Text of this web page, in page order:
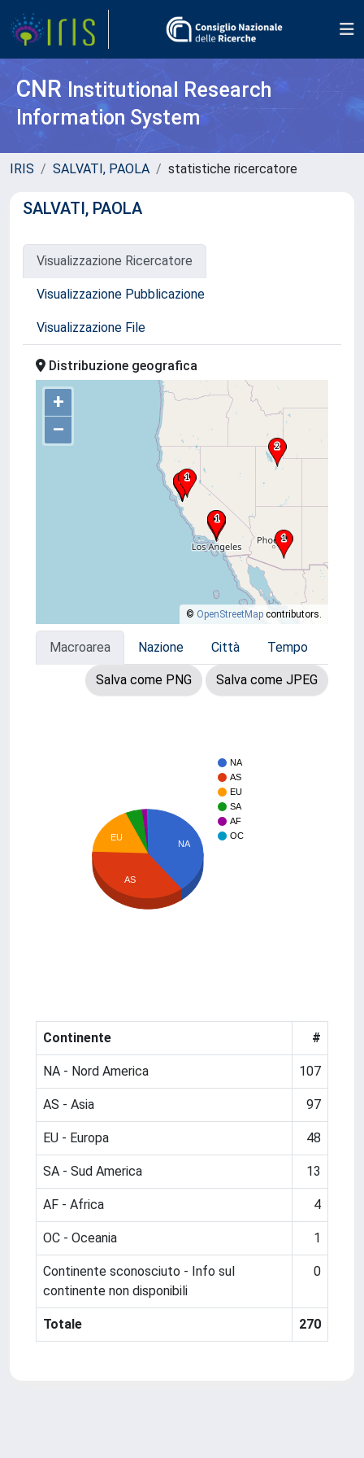
CNR Institutional Research
Information System
IRIS SALVATI, PAOLA statistiche ricercatore
SALVATI, PAOLA
Visualizzazione Ricercatore
Visualizzazione Pubblicazione
Visualizzazione File
Distribuzione geografica
+
–
© OpenStreetMap contributors.
Macroarea Nazione Città Tempo
Salva come PNG Salva come JPEG
NA
AS
EU
SA
AF
OC
NA
EU
AS
Continente #
NA - Nord America 107
AS - Asia 97
EU - Europa 48
SA - Sud America 13
AF - Africa 4
OC - Oceania 1
Continente sconosciuto - Info sul
continente non disponibili
0
Totale 270